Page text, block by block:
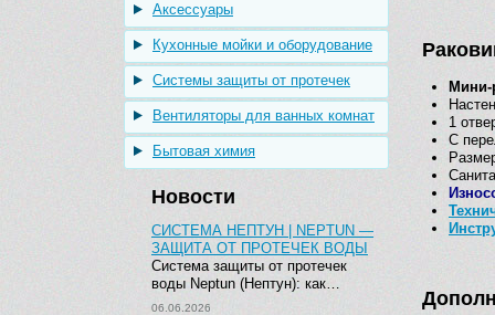
Аксессуары
Кухонные мойки и оборудование
Системы защиты от протечек
Вентиляторы для ванных комнат
Бытовая химия
Новости
СИСТЕМА НЕПТУН | NEPTUN —
ЗАЩИТА ОТ ПРОТЕЧЕК ВОДЫ
Система защиты от протечек
воды Neptun (Нептун): как…
06.06.2026
Мини-
1
С